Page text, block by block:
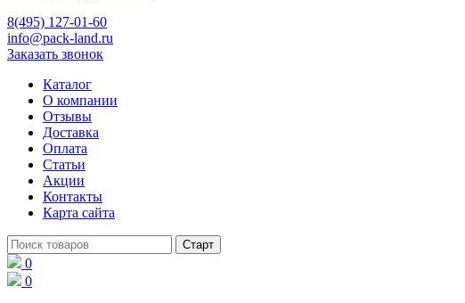
8(495) 127-01-60
info@pack-land.ru
Заказать звонок
Каталог
О компании
Отзывы
Доставка
Оплата
Статьи
Акции
Контакты
Карта сайта
0
0